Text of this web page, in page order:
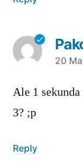
says:
20
Ale 1
3? ;p
Reply